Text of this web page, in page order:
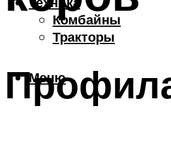
Комбайны
Тракторы
Меню